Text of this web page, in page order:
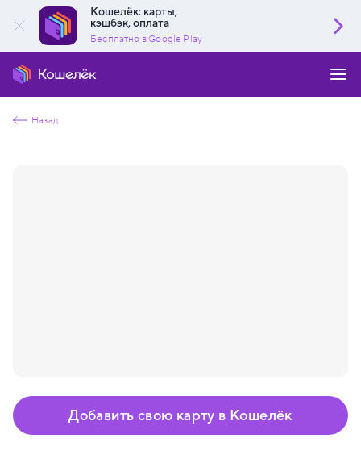
Кошелёк: карты,
кэшбэк, оплата
Бесплатно в Google Play
Назад
Добавить свою карту в Кошелёк